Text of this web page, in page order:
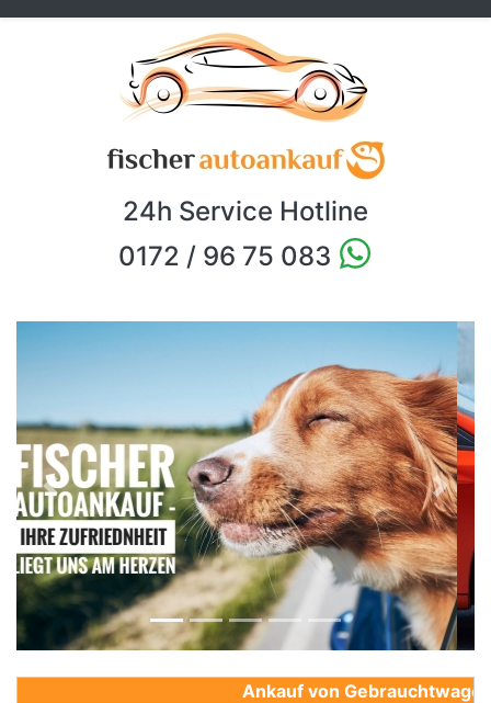
24h Service Hotline
0172 / 96 75 083
Previous Next
Ankauf von